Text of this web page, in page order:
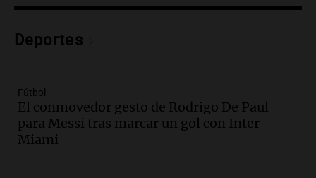
Episodios
metros del río Suquía y retiraron hasta
Episodios
Audio.La historia de la servilleta que
firmó Jorge Messi para el primer
contrato de Leo con Barcelona
Deportes
Fútbol
El conmovedor gesto de Rodrigo De Paul
para Messi tras marcar un gol con Inter
Miami